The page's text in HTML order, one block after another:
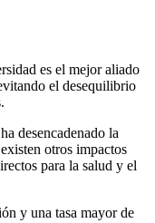
es el mejor aliado
el desequilibrio
desencadenado la
otros impactos
para la salud y el
y una tasa mayor de